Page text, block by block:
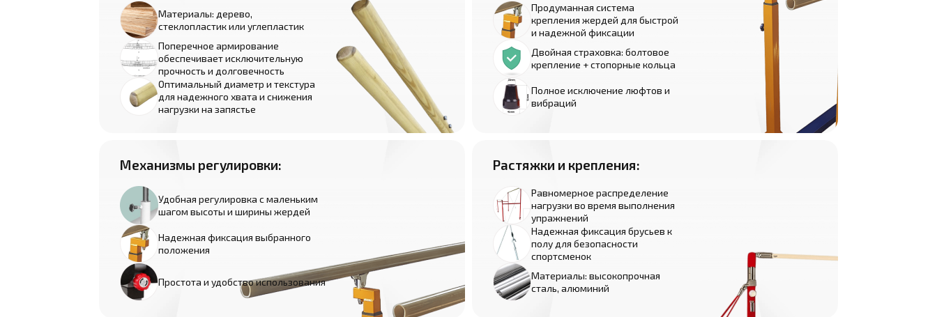
Материалы: дерево,
стеклопластик или углепластик
Поперечное армирование
обеспечивает исключительную
прочность и долговечность
Оптимальный диаметр и текстура
для надежного хвата и снижения
нагрузки на запястье
Продуманная система
крепления жердей для быстрой
и надежной фиксации
Двойная страховка: болтовое
крепление + стопорные кольца
Полное исключение люфтов и
вибраций
Механизмы регулировки:
Удобная регулировка с маленьким
шагом высоты и ширины жердей
Надежная фиксация выбранного
положения
Простота и удобство использования
Растяжки и крепления:
Равномерное распределение
нагрузки во время выполнения
упражнений
Надежная фиксация брусьев к
полу для безопасности
спортсменок
Материалы: высокопрочная
сталь, алюминий